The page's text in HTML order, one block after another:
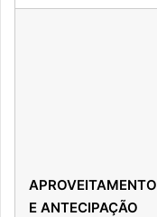
APROVEITAMENTO
E ANTECIPAÇÃO